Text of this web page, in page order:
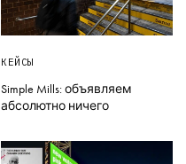
КЕЙСЫ
Simple Mills: объявляем
абсолютно ничего